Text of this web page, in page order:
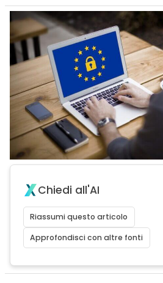
Chiedi all'AI
Riassumi questo articolo
Approfondisci con altre fonti